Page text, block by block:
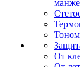
От